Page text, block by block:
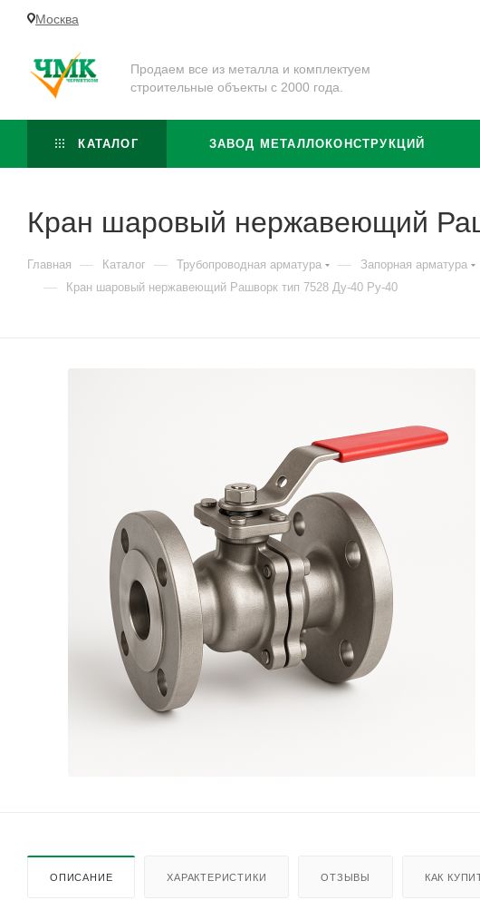
Москва
Продаем все из металла и комплектуем
строительные объекты с 2000 года.
КАТАЛОГ ЗАВОД МЕТАЛЛОКОНСТРУКЦИЙ
Кран шаровый нержавеющий
Главная — Каталог — Трубопроводная арматура — Запорная арматура
— Кран шаровый нержавеющий Рашворк тип 7528 Ду-40 Ру-40
ОПИСАНИЕ ХАРАКТЕРИСТИКИ ОТЗЫВЫ КАК